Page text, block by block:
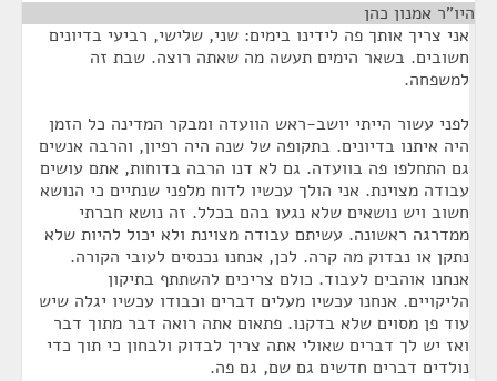
היו"ר אמנון כהן
אני צריך אותך פה לידינו בימים: שני, שלישי, רביעי בדיונים
חשובים. בשאר הימים תעשה מה שאתה רוצה. שבת זה
למשפחה.
לפני עשור הייתי יושב-ראש הוועדה ומבקר המדינה כל הזמן
היה איתנו בדיונים. בתקופה של שנה היה רפיון, והרבה אנשים
גם התחלפו פה בוועדה. גם לא דנו הרבה בדוחות, אתם עושים
עבודה מצוינת. אני הולך עכשיו לדוח מלפני שנתיים כי הנושא
חשוב ויש נושאים שלא נגעו בהם בכלל. זה נושא חברתי
ממדרגה ראשונה. עשיתם עבודה מצוינת ולא יכול להיות שלא
נתקן או נבדוק מה קרה. לכן, אנחנו נכנסים לעובי הקורה.
אנחנו אוהבים לעבוד. כולם צריכים להשתתף בתיקון
הליקויים. אנחנו עכשיו מעלים דברים וכבודו עכשיו יגלה שיש
עוד פן מסוים שלא בדקנו. פתאום אתה רואה דבר מתוך דבר
ואז יש לך דברים שאולי אתה צריך לבדוק ולבחון כי תוך כדי
נולדים דברים חדשים גם שם, גם פה.